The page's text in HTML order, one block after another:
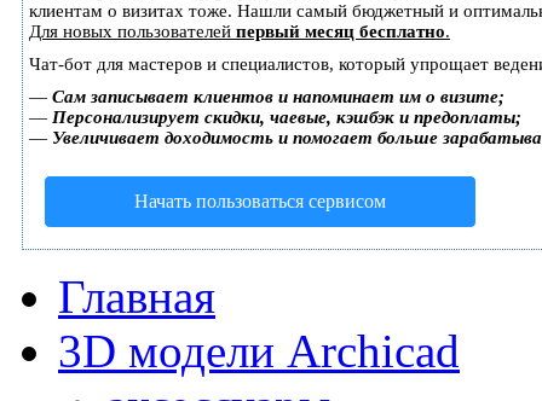
клиентам о визитах тоже. Нашли самый бюджетный и
Для новых пользователей первый месяц бесплатно.
Чат-бот для мастеров и специалистов, который упрощает
— Сам записывает клиентов и напоминает им о визите;
— Персонализирует скидки, чаевые, кэшбэк и предоплаты;
— Увеличивает доходимость и помогает больше
Начать пользоваться сервисом
Главная
3D модели Archicad